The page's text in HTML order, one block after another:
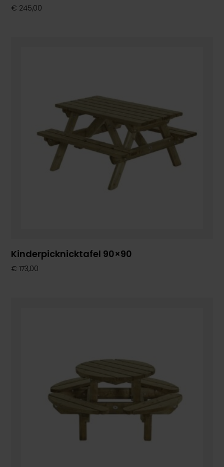
€ 245,00
Kinderpicknicktafel 90×90
€ 173,00